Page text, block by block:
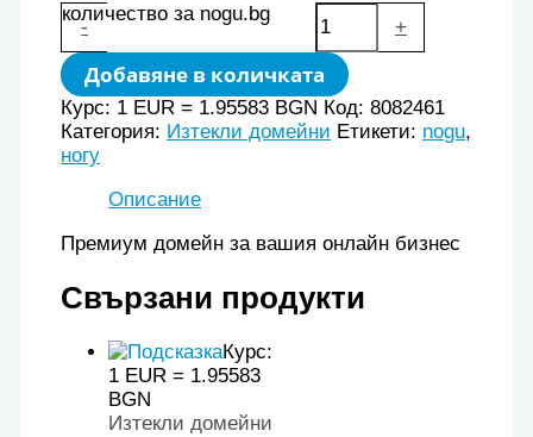
-
количество за nogu.bg
+
Добавяне в количката
Курс: 1 EUR = 1.95583 BGN Код:8082461
Категория: Изтекли домейни Етикети: nogu,
ногу
Описание
Премиум домейн за вашия онлайн бизнес
Свързани продукти
Курс:
1 EUR = 1.95583
BGN
Изтекли домейни